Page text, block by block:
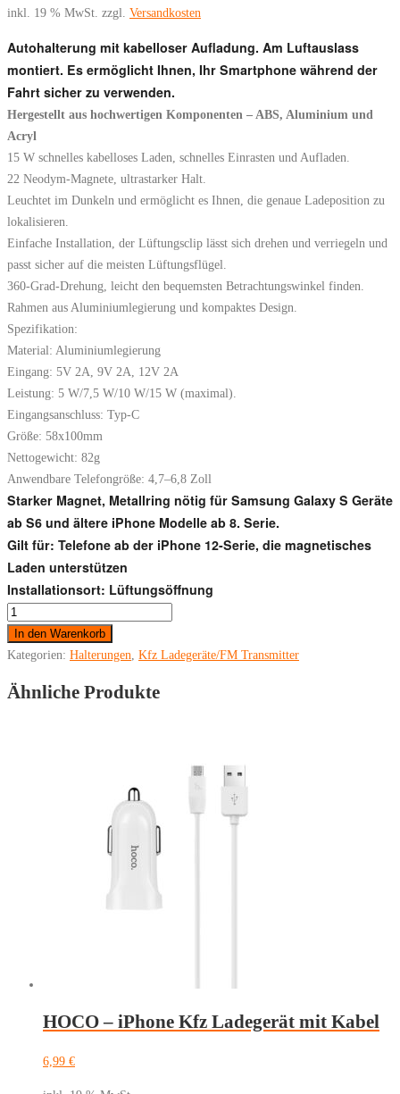
inkl. 19 % MwSt. zzgl. Versandkosten
Autohalterung mit kabelloser Aufladung. Am Luftauslass
montiert. Es ermöglicht Ihnen, Ihr Smartphone während der
Fahrt sicher zu verwenden.
Hergestellt aus hochwertigen Komponenten – ABS, Aluminium und
Acryl
15 W schnelles kabelloses Laden, schnelles Einrasten und Aufladen.
22 Neodym-Magnete, ultrastarker Halt.
Leuchtet im Dunkeln und ermöglicht es Ihnen, die genaue Ladeposition zu
lokalisieren.
Einfache Installation, der Lüftungsclip lässt sich drehen und verriegeln und
passt sicher auf die meisten Lüftungsflügel.
360-Grad-Drehung, leicht den bequemsten Betrachtungswinkel finden.
Rahmen aus Aluminiumlegierung und kompaktes Design.
Spezifikation:
Material: Aluminiumlegierung
Eingang: 5V 2A, 9V 2A, 12V 2A
Leistung: 5 W/7,5 W/10 W/15 W (maximal).
Eingangsanschluss: Typ-C
Größe: 58x100mm
Nettogewicht: 82g
Anwendbare Telefongröße: 4,7–6,8 Zoll
Starker Magnet, Metallring nötig für Samsung Galaxy S Geräte
ab S6 und ältere iPhone Modelle ab 8. Serie.
Gilt für: Telefone ab der iPhone 12-Serie, die magnetisches
Laden unterstützen
Installationsort: Lüftungsöffnung
Autohalter
Magsafe
Induktion
15W
In den Warenkorb
Kategorien: Halterungen Kfz Ladegeräte/FM Transmitter
Ähnliche Produkte
HOCO – iPhone Kfz Ladegerät mit Kabel
6,99 €